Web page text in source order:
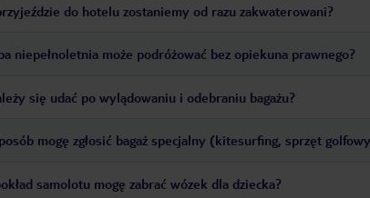
do hotelu zostaniemy od razu zakwaterowani?
niepełnoletnia może podróżować bez opiekuna prawnego?
się udać po wylądowaniu i odebraniu bagażu?
mogę zgłosić bagaż specjalny (kitesurfing, sprzęt
samolotu mogę zabrać wózek dla dziecka?